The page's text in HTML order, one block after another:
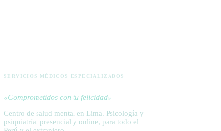
SERVICIOS MÉDICOS ESPECIALIZADOS
«Comprometidos con tu felicidad»
Centro de salud mental en Lima. Psicología y
psiquiatría, presencial y online, para todo el